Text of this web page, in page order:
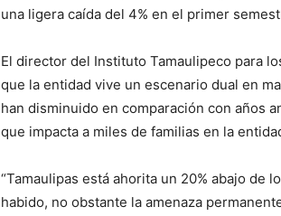
una ligera caída del 4% en el primer
El director del Instituto Tamaulipeco para
que la entidad vive un escenario dual en
han disminuido en comparación con años
que impacta a miles de familias en la
“Tamaulipas está ahorita un 20% abajo de
habido, no obstante la amenaza